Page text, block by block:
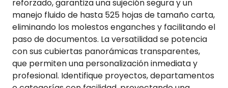
reforzado, garantiza una sujeción segura y un
manejo fluido de hasta 525 hojas de tamaño carta,
eliminando los molestos enganches y facilitando el
paso de documentos. La versatilidad se potencia
con sus cubiertas panorámicas transparentes,
que permiten una personalización inmediata y
profesional. Identifique proyectos, departamentos